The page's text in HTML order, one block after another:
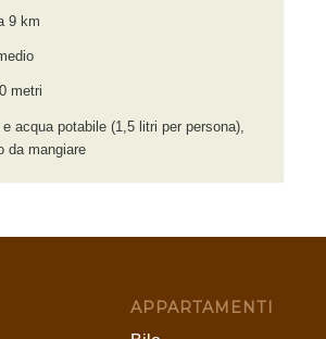
9 km
metri
acqua potabile (1,5 litri per persona),
da mangiare
APPARTAMENTI